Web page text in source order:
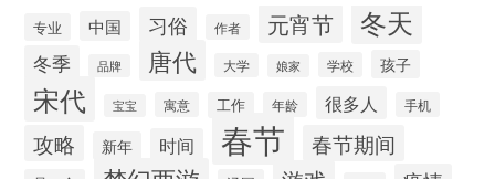
专业 中国 习俗 作者 元宵节 冬天
冬季 品牌 唐代 大学 娘家 学校 孩子
宋代 宝宝 寓意 工作 年龄 很多人 手机
攻略 新年 时间 春节 春节期间